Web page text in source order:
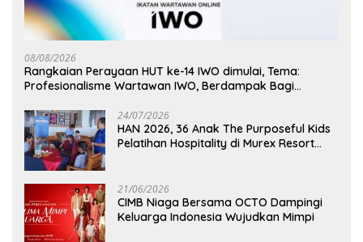
08/08/2026
Rangkaian Perayaan HUT ke-14 IWO dimulai, Tema:
Profesionalisme Wartawan IWO, Berdampak Bagi
24/07/2026
HAN 2026, 36 Anak The Purposeful Kids
Pelatihan Hospitality di Murex Resort
21/06/2026
CIMB Niaga Bersama OCTO Dampingi
Keluarga Indonesia Wujudkan Mimpi